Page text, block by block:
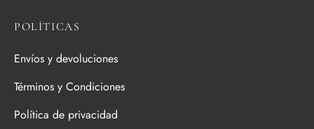
POLÍTICAS
Envíos y devoluciones
Términos y Condiciones
Política de privacidad